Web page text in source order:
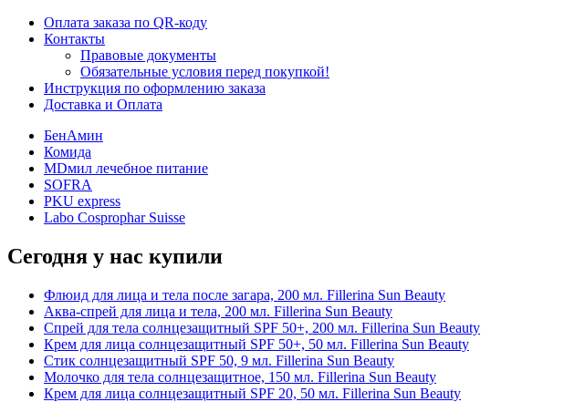
Оплата заказа по QR-коду
Контакты
Правовые документы
Обязательные условия перед покупкой!
Инструкция по оформлению заказа
Доставка и Оплата
БенАмин
Комида
MDмил лечебное питание
SOFRA
PKU express
Labo Cosprophar Suisse
Сегодня у нас купили
Флюид для лица и тела после загара, 200 мл. Fillerina Sun Beauty
Аква-спрей для лица и тела, 200 мл. Fillerina Sun Beauty
Спрей для тела солнцезащитный SPF 50+, 200 мл. Fillerina Sun Beauty
Крем для лица солнцезащитный SPF 50+, 50 мл. Fillerina Sun Beauty
Стик солнцезащитный SPF 50, 9 мл. Fillerina Sun Beauty
Молочко для тела солнцезащитное, 150 мл. Fillerina Sun Beauty
Крем для лица солнцезащитный SPF 20, 50 мл. Fillerina Sun Beauty